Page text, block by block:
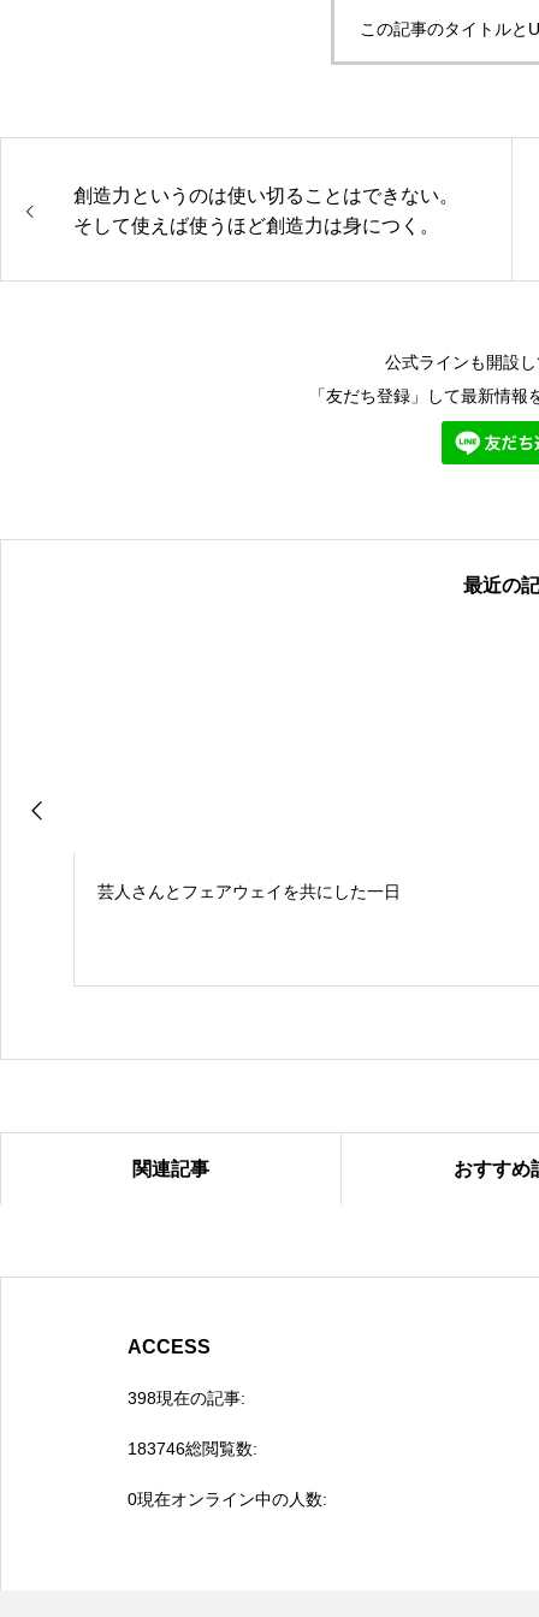
この記事のタイトルと
創造力というのは使い切ることはできない。
そして使えば使うほど創造力は身につく。
公式ラインも開設
「友だち登録」して最新情
最近の
芸人さんとフェアウェイを共にした一日
関連記事 おすすめ
ACCESS
398現在の記事:
183746総閲覧数:
0現在オンライン中の人数: